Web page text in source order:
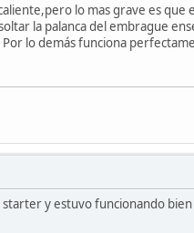
lo mas grave es que
la palanca del embrague
lo demás funciona
y estuvo funcionando